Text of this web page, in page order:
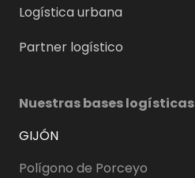
Logística urbana
Partner logístico
Nuestras bases logísticas
GIJÓN
Polígono de Porceyo